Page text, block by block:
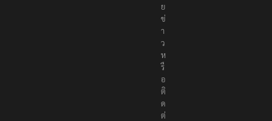
า
ย
ข่
า
ว
ห
รื
อ
ติ
ด